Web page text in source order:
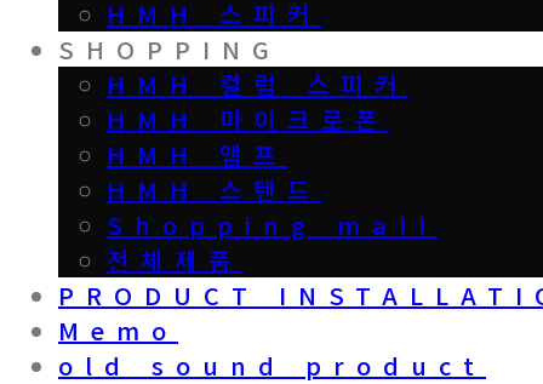
HMH 스피커
SHOPPING
HMH 컬럼 스피커
HMH 마이크로폰
HMH 앰프
HMH 스텐드
Shopping mall
전체제품
PRODUCT
Memo
old sound product